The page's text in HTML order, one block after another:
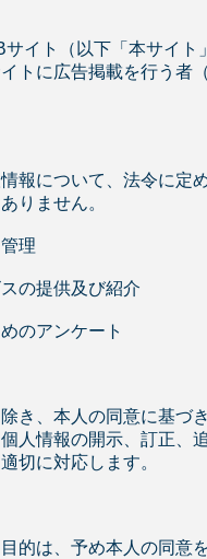
イト（以下「本サイ
トに広告掲載を行う者
報について、法令に定
りません。
理
の提供及び紹介
のアンケート
き、本人の同意に基づ
人情報の開示、訂正、
切に対応します。
的は、予め本人の同意